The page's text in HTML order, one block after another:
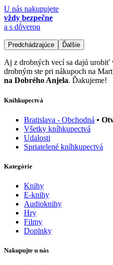
U nás nakupujete
vždy bezpečne
a s dôverou
Predchádzajúce Ďalšie
Aj z drobných vecí sa dajú
drobným ste pri nákupoch na
na Dobrého Anjela. Ďakujeme!
Kníhkupectvá
Bratislava - Obchodná •
Všetky kníhkupectvá
Udalosti
Spriatelené kníhkupectvá
Kategórie
Knihy
E-knihy
Audioknihy
Hry
Filmy
Doplnky
Nakupujte u nás